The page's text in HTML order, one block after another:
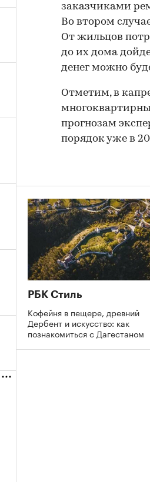
00:00 /
заказчиками
Во втором
От жильцов
до их дома
денег можно
Отметим, в
прогнозам
порядок уже в
РБК Стиль
Кофейня в пещере, древний
Дербент и искусство: как
познакомиться с Дагестаном